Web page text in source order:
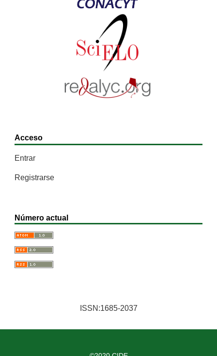
Acceso
Entrar
Registrarse
Número actual
ISSN:1685-2037